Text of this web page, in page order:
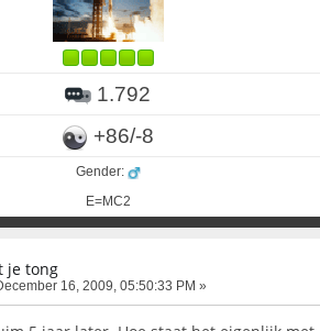
1.792
+86/-8
Gender:
E=MC2
je tong
16, 2009, 05:50:33 PM »